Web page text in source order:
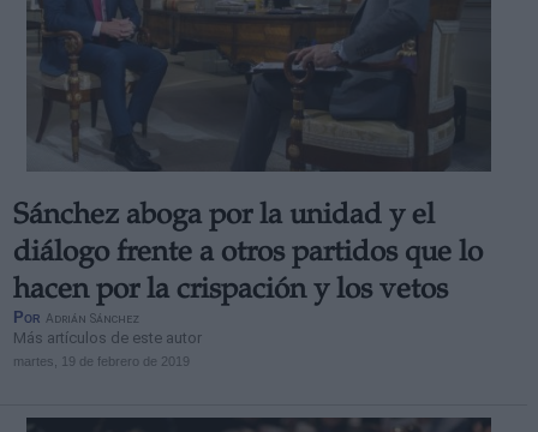
Sánchez aboga por la unidad y el
diálogo frente a otros partidos que lo
hacen por la crispación y los vetos
Por Adrián Sánchez
Más artículos de este autor
martes, 19 de febrero de 2019